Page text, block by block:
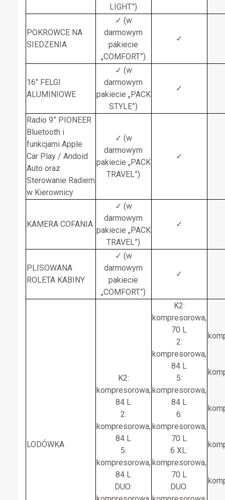
LIGHT”)
POKROWCE NA
SIEDZENIA
✓ (w
darmowym
pakiecie
„COMFORT”)
✓
16″ FELGI
ALUMINIOWE
✓ (w
darmowym
pakiecie „PACK
STYLE”)
✓
Radio 9” PIONEER
Bluetooth i
funkcjami Apple
Car Play / Andoid
Auto oraz
Sterowanie Radiem
w Kierownicy
✓ (w
darmowym
pakiecie „PACK
TRAVEL”)
✓
KAMERA COFANIA
✓ (w
darmowym
pakiecie „PACK
TRAVEL”)
✓
PLISOWANA
ROLETA KABINY
✓ (w
darmowym
pakiecie
„COMFORT”)
✓
LODÓWKA
K2:
kompresorowa,
84 L
2:
kompresorowa,
84 L
5:
kompresorowa,
84 L
DUO:
K2:
kompresorowa,
70 L
2:
kompresorowa,
84 L
5:
kompresorowa,
84 L
6:
kompresorowa,
70 L
6 XL:
kompresorowa,
70 L
DUO: